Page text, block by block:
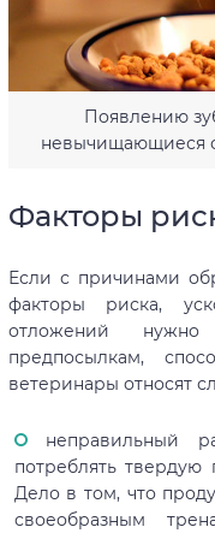
Появлению
невычищающиеся
Факторы
Если с причинами
факторы риска,
отложений
предпосылкам,
ветеринары относят
неправильный
потреблять
Дело в том, что
своеобразным